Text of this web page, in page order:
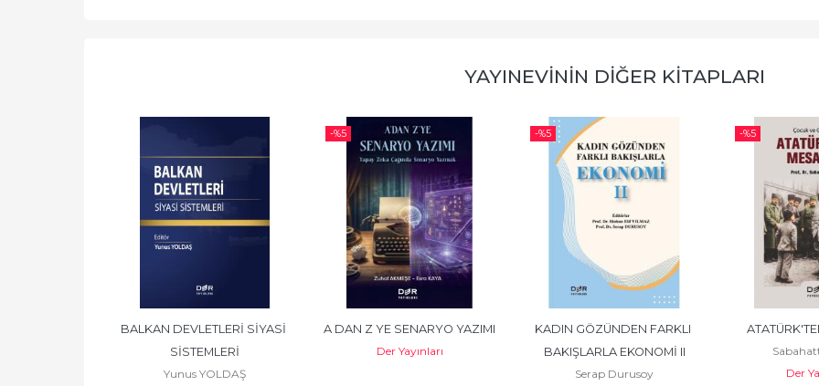
YAYINEVININ DIĞER KITAPLARI
BALKAN DEVLETLERİ SİYASİ
SİSTEMLERİ
Yunus YOLDAŞ
-%5
A DAN Z YE SENARYO YAZIMI
Der Yayınları
-%5
KADIN GÖZÜNDEN FARKLI
BAKIŞLARLA EKONOMİ II
Serap Durusoy
-%5
Der